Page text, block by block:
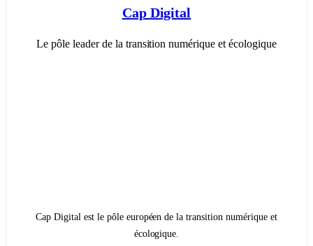
Cap Digital
Le pôle leader de la transition numérique et écologique
Cap Digital est le pôle européen de la transition numérique et
écologique.